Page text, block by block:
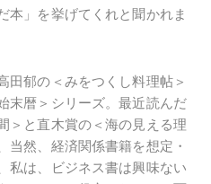
本」を挙げてくれと聞かれま
田郁の＜みをつくし料理帖＞
末暦＞シリーズ。最近読んだ
＞と直木賞の＜海の見える理
当然、経済関係書籍を想定・
私は、ビジネス書は興味ない